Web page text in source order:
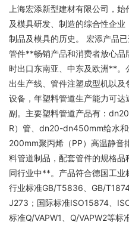
上海宏添新型建材有限公司，
及模具研发、制造的综合性企
制品及模具的历史。 宏添产品
管件**畅销产品和消费者放心品
时出口东南亚、中东及欧洲**
出生产线、管件注塑成型机以
设备，年塑料管道生产能力可
副。主要塑料管道产品有：
R）管、dn20-dn450mm给水
200mm聚丙烯（PP）高温静音
料管道制品，配套管件的规格
同行业中**。产品符合德国工
行业标准GB/T5836、GB/
J273；国际标准ISO15874、
标准Q/VAPW1、Q/VAPW2等